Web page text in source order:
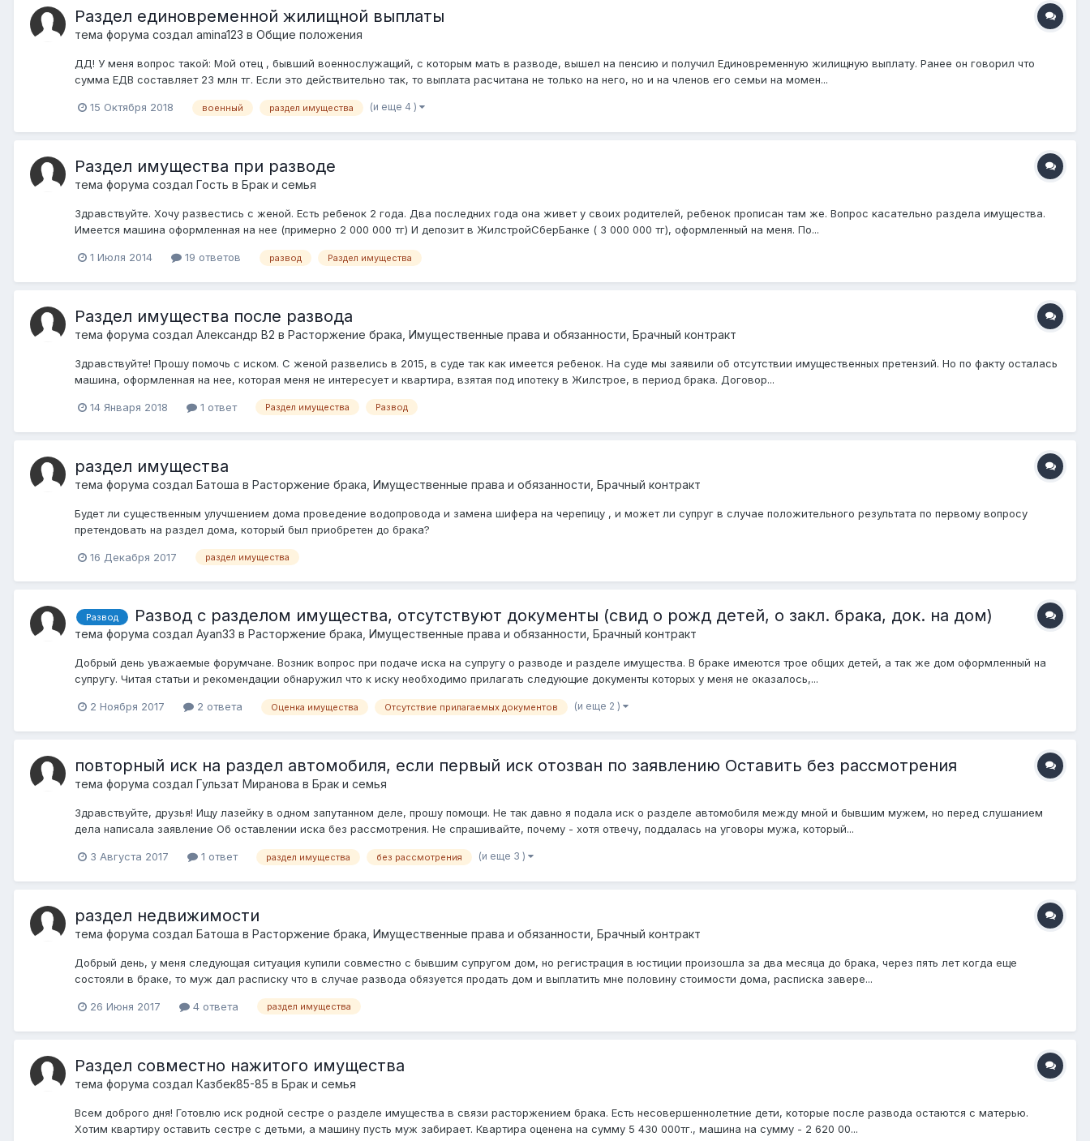
Раздел единовременной жилищной выплаты
тема форума создал amina123 в Общие положения
ДД! У меня вопрос такой: Мой отец , бывший военнослужащий, с которым мать в разводе, вышел на пенсию и получил Единовременную жилищную выплату. Ранее он говорил что
сумма ЕДВ составляет 23 млн тг. Если это действительно так, то выплата расчитана не только на него, но и на членов его семьи на момен...
15 Октября 2018 военный раздел имущества (и еще 4 )
Раздел имущества при разводе
тема форума создал Гость в Брак и семья
Здравствуйте. Хочу развестись с женой. Есть ребенок 2 года. Два последних года она живет у своих родителей, ребенок прописан там же. Вопрос касательно раздела имущества.
Имеется машина оформленная на нее (примерно 2 000 000 тг) И депозит в ЖилстройСберБанке ( 3 000 000 тг), оформленный на меня. По...
1 Июля 2014 19 ответов развод Раздел имущества
Раздел имущества после развода
тема форума создал Александр В2 в Расторжение брака, Имущественные права и обязанности, Брачный контракт
Здравствуйте! Прошу помочь с иском. С женой развелись в 2015, в суде так как имеется ребенок. На суде мы заявили об отсутствии имущественных претензий. Но по факту осталась
машина, оформленная на нее, которая меня не интересует и квартира, взятая под ипотеку в Жилстрое, в период брака. Договор...
14 Января 2018 1 ответ Раздел имущества Развод
раздел имущества
тема форума создал Батоша в Расторжение брака, Имущественные права и обязанности, Брачный контракт
Будет ли существенным улучшением дома проведение водопровода и замена шифера на черепицу , и может ли супруг в случае положительного результата по первому вопросу
претендовать на раздел дома, который был приобретен до брака?
16 Декабря 2017 раздел имущества
Развод Развод с разделом имущества, отсутствуют документы (свид о рожд детей, о закл. брака, док. на дом)
тема форума создал Ayan33 в Расторжение брака, Имущественные права и обязанности, Брачный контракт
Добрый день уважаемые форумчане. Возник вопрос при подаче иска на супругу о разводе и разделе имущества. В браке имеются трое общих детей, а так же дом оформленный на
супругу. Читая статьи и рекомендации обнаружил что к иску необходимо прилагать следующие документы которых у меня не оказалось,...
2 Ноября 2017 2 ответа Оценка имущества Отсутствие прилагаемых документов (и еще 2 )
повторный иск на раздел автомобиля, если первый иск отозван по заявлению Оставить без рассмотрения
тема форума создал Гульзат Миранова в Брак и семья
Здравствуйте, друзья! Ищу лазейку в одном запутанном деле, прошу помощи. Не так давно я подала иск о разделе автомобиля между мной и бывшим мужем, но перед слушанием
дела написала заявление Об оставлении иска без рассмотрения. Не спрашивайте, почему - хотя отвечу, поддалась на уговоры мужа, который...
3 Августа 2017 1 ответ раздел имущества без рассмотрения (и еще 3 )
раздел недвижимости
тема форума создал Батоша в Расторжение брака, Имущественные права и обязанности, Брачный контракт
Добрый день, у меня следующая ситуация купили совместно с бывшим супругом дом, но регистрация в юстиции произошла за два месяца до брака, через пять лет когда еще
состояли в браке, то муж дал расписку что в случае развода обязуется продать дом и выплатить мне половину стоимости дома, расписка завере...
26 Июня 2017 4 ответа раздел имущества
Раздел совместно нажитого имущества
тема форума создал Казбек85-85 в Брак и семья
Всем доброго дня! Готовлю иск родной сестре о разделе имущества в связи расторжением брака. Есть несовершеннолетние дети, которые после развода остаются с матерью.
Хотим квартиру оставить сестре с детьми, а машину пусть муж забирает. Квартира оценена на сумму 5 430 000тг., машина на сумму - 2 620 00...